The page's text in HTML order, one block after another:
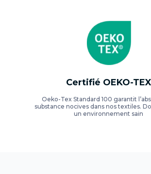
Certifié OEKO-TEX
Oeko-Tex Standard 100 garantit
substance nocives dans nos textiles.
un environnement sain